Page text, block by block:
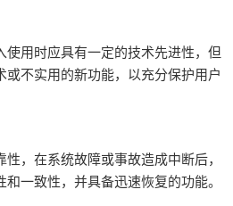
使用时应具有一定的技术先进性，但
不实用的新功能，以充分保护用户
，在系统故障或事故造成中断后，
一致性，并具备迅速恢复的功能。